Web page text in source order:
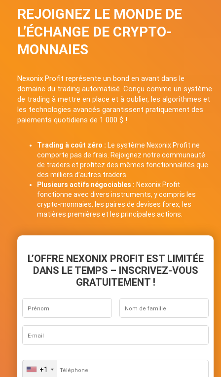
REJOIGNEZ LE MONDE DE
L’ÉCHANGE DE CRYPTO-
MONNAIES
Nexonix Profit représente un bond en avant dans le
domaine du trading automatisé. Conçu comme un système
de trading à mettre en place et à oublier, les algorithmes et
les technologies avancés garantissent pratiquement des
paiements quotidiens de 1 000 $ !
Trading à coût zéro : Le système Nexonix Profit ne
comporte pas de frais. Rejoignez notre communauté
de traders et profitez des mêmes fonctionnalités que
des milliers d’autres traders.
Plusieurs actifs négociables : Nexonix Profit
fonctionne avec divers instruments, y compris les
crypto-monnaies, les paires de devises forex, les
matières premières et les principales actions.
L’OFFRE NEXONIX PROFIT EST LIMITÉE
DANS LE TEMPS – INSCRIVEZ-VOUS
GRATUITEMENT !
U +1